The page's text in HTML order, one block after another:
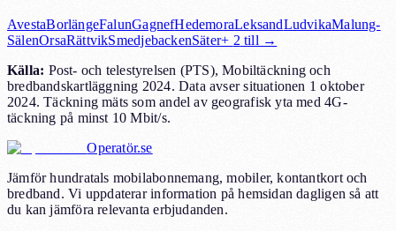
AvestaBorlängeFalunGagnefHedemoraLeksandLudvikaMalung-
SälenOrsaRättvikSmedjebackenSäter+ 2 till →
Källa: Post- och telestyrelsen (PTS), Mobiltäckning och
bredbandskartläggning 2024. Data avser situationen 1 oktober
2024. Täckning mäts som andel av geografisk yta med 4G-
täckning på minst 10 Mbit/s.
Operatör.se
Jämför hundratals mobilabonnemang, mobiler, kontantkort och
bredband. Vi uppdaterar information på hemsidan dagligen så att
du kan jämföra relevanta erbjudanden.